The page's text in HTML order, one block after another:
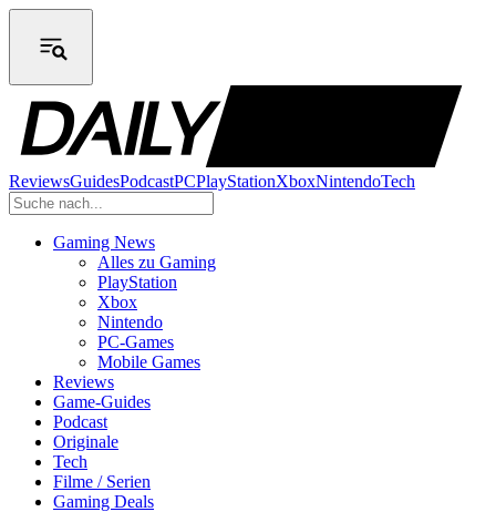
ReviewsGuidesPodcastPCPlayStationXboxNintendoTech
Gaming News
Alles zu Gaming
PlayStation
Xbox
Nintendo
PC-Games
Mobile Games
Reviews
Game-Guides
Podcast
Originale
Tech
Filme / Serien
Gaming Deals